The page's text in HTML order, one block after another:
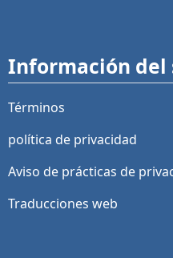
Información del
Términos
política de privacidad
Aviso de prácticas de
Traducciones web